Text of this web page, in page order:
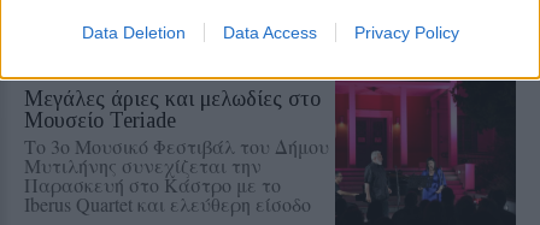
Data Deletion Data Access Privacy Policy
ΜΟΥΣΙΚΗ
Μεγάλες άριες και μελωδίες στο
Μουσείο Teriade
Το 3ο Μουσικό Φεστιβάλ του Δήμου
Μυτιλήνης συνεχίζεται την
Παρασκευή στο Κάστρο με το
Iberus Quartet και ελεύθερη είσοδο